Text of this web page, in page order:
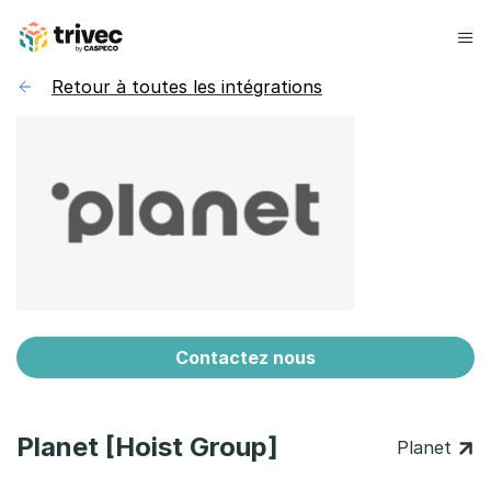
contenu
Retour à toutes les intégrations
Contactez nous
Planet [Hoist Group] Planet